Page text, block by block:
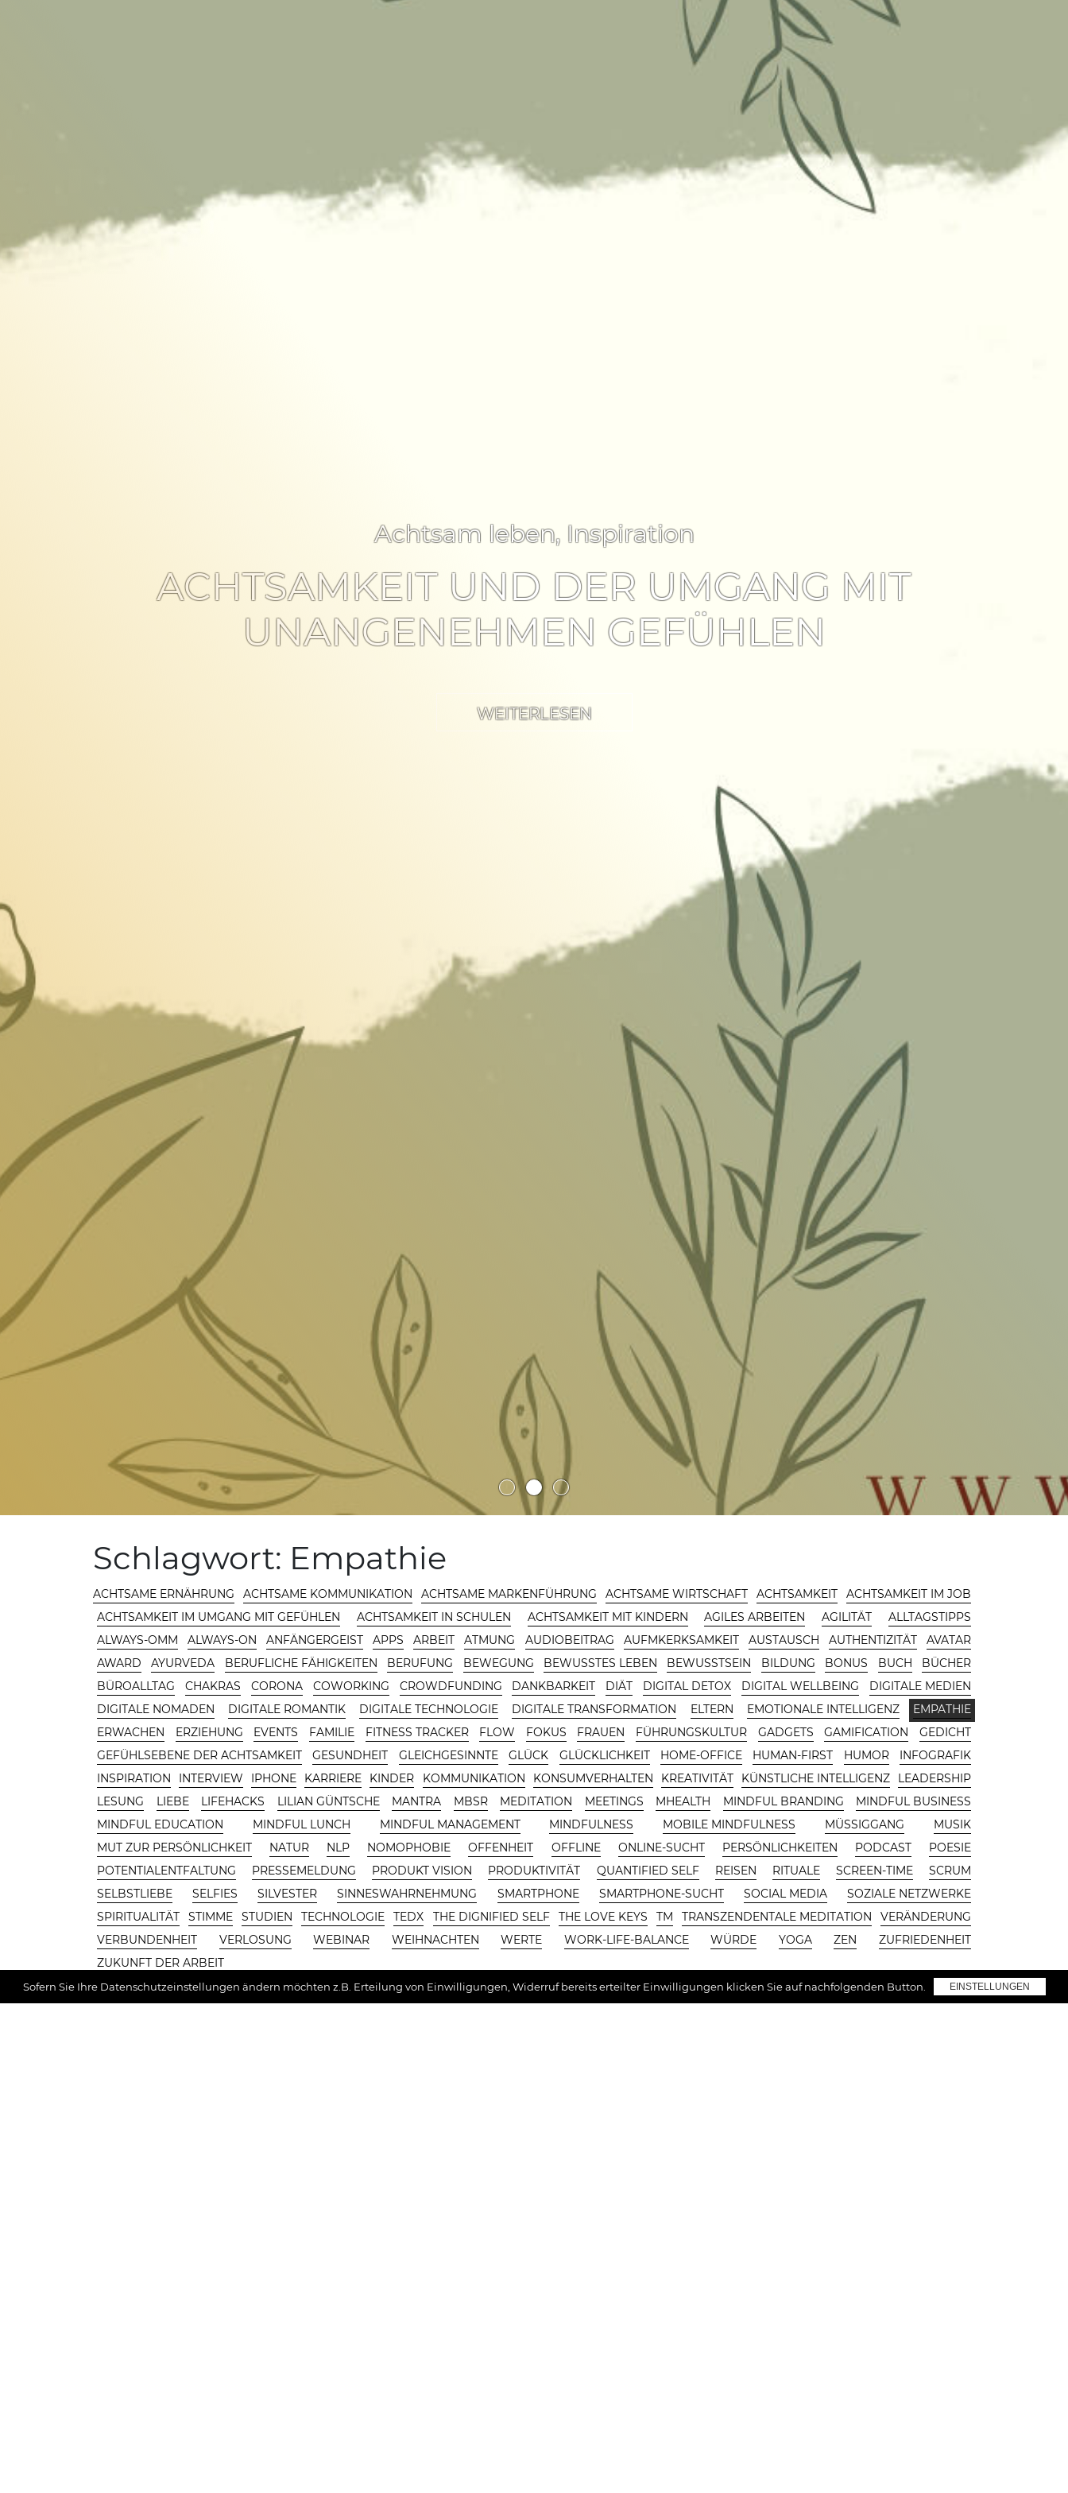
Achtsam leben, Inspiration
ACHTSAMKEIT UND DER UMGANG MIT
UNANGENEHMEN GEFÜHLEN
WEITERLESEN
MAIN AREA
Schlagwort: Empathie
KATEGORIE
ACHTSAME ERNÄHRUNG ACHTSAME KOMMUNIKATION ACHTSAME MARKENFÜHRUNG ACHTSAME WIRTSCHAFT ACHTSAMKEIT
ACHTSAMKEIT IM JOB
ACHTSAMKEIT IM UMGANG MIT GEFÜHLEN
ACHTSAMKEIT IN SCHULEN ACHTSAMKEIT MIT KINDERN AGILES ARBEITEN AGILITÄT
ALLTAGSTIPPS
ALWAYS-OMM
ALWAYS-ON ANFÄNGERGEIST APPS ARBEIT ATMUNG AUDIOBEITRAG AUFMKERKSAMKEIT AUSTAUSCH AUTHENTIZITÄT
AVATAR
AWARD
AYURVEDA BERUFLICHE FÄHIGKEITEN BERUFUNG BEWEGUNG BEWUSSTES LEBEN BEWUSSTSEIN BILDUNG BONUS BUCH
BÜCHER
BÜROALLTAG
CHAKRAS CORONA COWORKING CROWDFUNDING DANKBARKEIT DIÄT DIGITAL DETOX DIGITAL WELLBEING
DIGITALE MEDIEN
DIGITALE NOMADEN
DIGITALE ROMANTIK DIGITALE TECHNOLOGIE DIGITALE TRANSFORMATION ELTERN EMOTIONALE INTELLIGENZ
EMPATHIE
ERWACHEN
ERZIEHUNG EVENTS FAMILIE FITNESS TRACKER FLOW FOKUS FRAUEN FÜHRUNGSKULTUR GADGETS GAMIFICATION
GEDICHT
GEFÜHLSEBENE DER ACHTSAMKEIT
GESUNDHEIT GLEICHGESINNTE GLÜCK GLÜCKLICHKEIT HOME-OFFICE HUMAN-FIRST HUMOR
INFOGRAFIK
INSPIRATION
INTERVIEW IPHONE KARRIERE KINDER KOMMUNIKATION KONSUMVERHALTEN KREATIVITÄT KÜNSTLICHE INTELLIGENZ
LEADERSHIP
LESUNG
LIEBE LIFEHACKS LILIAN GÜNTSCHE MANTRA MBSR MEDITATION MEETINGS MHEALTH MINDFUL BRANDING
MINDFUL BUSINESS
MINDFUL EDUCATION
MINDFUL LUNCH MINDFUL MANAGEMENT MINDFULNESS MOBILE MINDFULNESS MÜSSIGGANG
MUSIK
MUT ZUR PERSÖNLICHKEIT
NATUR NLP NOMOPHOBIE OFFENHEIT OFFLINE ONLINE-SUCHT PERSÖNLICHKEITEN PODCAST
POESIE
POTENTIALENTFALTUNG
PRESSEMELDUNG PRODUKT VISION PRODUKTIVITÄT QUANTIFIED SELF REISEN RITUALE SCREEN-TIME
SCRUM
SELBSTLIEBE
SELFIES SILVESTER SINNESWAHRNEHMUNG SMARTPHONE SMARTPHONE-SUCHT SOCIAL MEDIA
SOZIALE NETZWERKE
SPIRITUALITÄT
STIMME STUDIEN TECHNOLOGIE TEDX THE DIGNIFIED SELF THE LOVE KEYS TM TRANSZENDENTALE MEDITATION
VERÄNDERUNG
VERBUNDENHEIT
VERLOSUNG WEBINAR WEIHNACHTEN WERTE WORK-LIFE-BALANCE WÜRDE YOGA ZEN
ZUFRIEDENHEIT
ZUKUNFT DER ARBEIT
Sofern Sie Ihre Datenschutzeinstellungen ändern möchten z.B. Erteilung von Einwilligungen, Widerruf bereits erteilter Einwilligungen klicken Sie auf nachfolgenden Button. EINSTELLUNGEN